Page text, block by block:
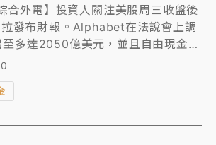
合外電】投資人關注美股周三收盤後
發布財報。Alphabet在法說會上調
多達2050億美元，並且自由現金流
其股價於盤後交易一度下殺逾4%，
斯拉則是公布獲利下滑且低於市場預
負，衝擊其股價於盤後交易下殺逾